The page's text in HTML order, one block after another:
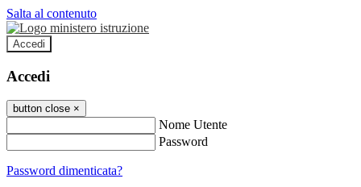
Salta al contenuto
Accedi
Accedi
button close ×
Nome Utente
Password
Password dimenticata?